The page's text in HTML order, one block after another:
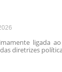
ligada
diretrizes